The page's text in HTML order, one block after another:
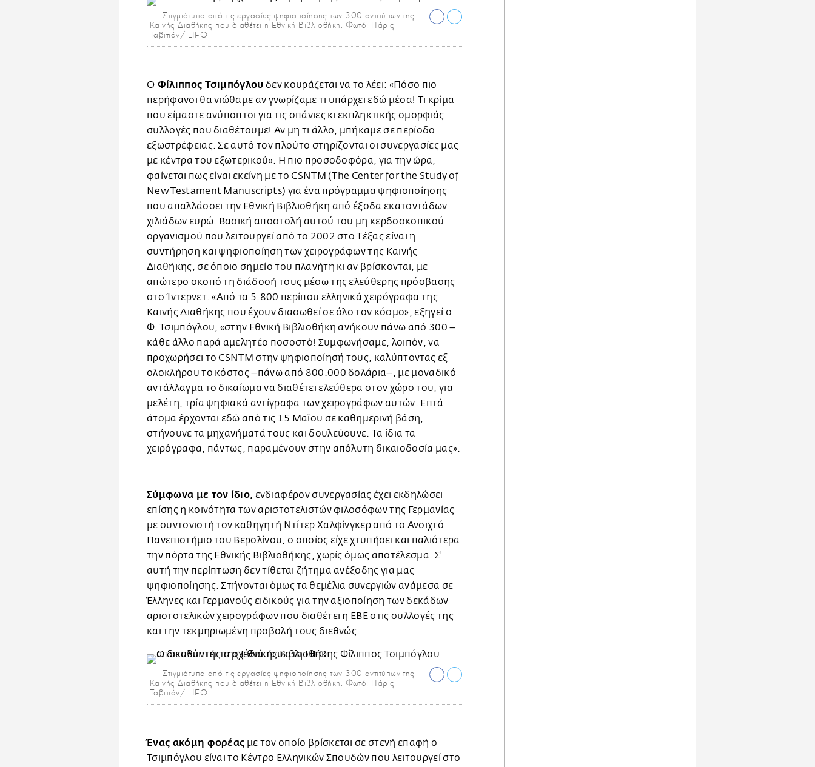
Στιγμιότυπα από τις εργασίες ψηφιοποίησης των 300 αντιτύπων της
Καινής Διαθήκης που διαθέτει η Εθνική Βιβλιοθήκη. Φωτό: Πάρις
Ταβιτιάν/ LIFO
Ο Φίλιππος Τσιμπόγλου δεν κουράζεται να το λέει: «Πόσο πιο
περήφανοι θα νιώθαμε αν γνωρίζαμε τι υπάρχει εδώ μέσα! Τι κρίμα
που είμαστε ανύποπτοι για τις σπάνιες κι εκπληκτικής ομορφιάς
συλλογές που διαθέτουμε! Αν μη τι άλλο, μπήκαμε σε περίοδο
εξωστρέφειας. Σε αυτό τον πλούτο στηρίζονται οι συνεργασίες μας
με κέντρα του εξωτερικού». Η πιο προσοδοφόρα, για την ώρα,
φαίνεται πως είναι εκείνη με το CSNTM (The Center for the Study of
New Testament Manuscripts) για ένα πρόγραμμα ψηφιοποίησης
που απαλλάσσει την Εθνική Βιβλιοθήκη από έξοδα εκατοντάδων
χιλιάδων ευρώ. Βασική αποστολή αυτού του μη κερδοσκοπικού
οργανισμού που λειτουργεί από το 2002 στο Τέξας είναι η
συντήρηση και ψηφιοποίηση των χειρογράφων της Καινής
Διαθήκης, σε όποιο σημείο του πλανήτη κι αν βρίσκονται, με
απώτερο σκοπό τη διάδοσή τους μέσω της ελεύθερης πρόσβασης
στο Ίντερνετ. «Από τα 5.800 περίπου ελληνικά χειρόγραφα της
Καινής Διαθήκης που έχουν διασωθεί σε όλο τον κόσμο», εξηγεί ο
Φ. Τσιμπόγλου, «στην Εθνική Βιβλιοθήκη ανήκουν πάνω από 300 –
κάθε άλλο παρά αμελητέο ποσοστό! Συμφωνήσαμε, λοιπόν, να
προχωρήσει το CSNTM στην ψηφιοποίησή τους, καλύπτοντας εξ
ολοκλήρου το κόστος –πάνω από 800.000 δολάρια–, με μοναδικό
αντάλλαγμα το δικαίωμα να διαθέτει ελεύθερα στον χώρο του, για
μελέτη, τρία ψηφιακά αντίγραφα των χειρογράφων αυτών. Επτά
άτομα έρχονται εδώ από τις 15 Μαΐου σε καθημερινή βάση,
στήνουνε τα μηχανήματά τους και δουλεύουνε. Τα ίδια τα
χειρόγραφα, πάντως, παραμένουν στην απόλυτη δικαιοδοσία μας».
Σύμφωνα με τον ίδιο, ενδιαφέρον συνεργασίας έχει εκδηλώσει
επίσης η κοινότητα των αριστοτελιστών φιλοσόφων της Γερμανίας
με συντονιστή τον καθηγητή Ντίτερ Χαλφίνγκερ από το Ανοιχτό
Πανεπιστήμιο του Βερολίνου, ο οποίος είχε χτυπήσει και παλιότερα
την πόρτα της Εθνικής Βιβλιοθήκης, χωρίς όμως αποτέλεσμα. Σ'
αυτή την περίπτωση δεν τίθεται ζήτημα ανέξοδης για μας
ψηφιοποίησης. Στήνονται όμως τα θεμέλια συνεργιών ανάμεσα σε
Έλληνες και Γερμανούς ειδικούς για την αξιοποίηση των δεκάδων
αριστοτελικών χειρογράφων που διαθέτει η ΕΒΕ στις συλλογές της
και την τεκμηριωμένη προβολή τους διεθνώς.
Στιγμιότυπα από τις εργασίες ψηφιοποίησης των 300 αντιτύπων της
Καινής Διαθήκης που διαθέτει η Εθνική Βιβλιοθήκη. Φωτό: Πάρις
Ταβιτιάν/ LIFO
Ένας ακόμη φορέας με τον οποίο βρίσκεται σε στενή επαφή ο
Τσιμπόγλου είναι το Κέντρο Ελληνικών Σπουδών που λειτουργεί στο